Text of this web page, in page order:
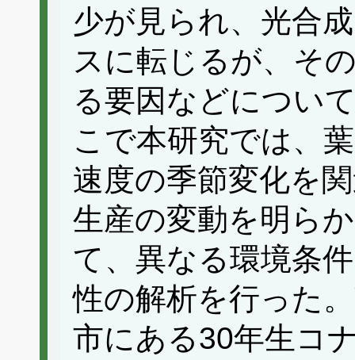
少が見られ、光合
スに転じるが、そ
る要因などについ
こで本研究では、
速度の季節変化を
生産の変動を明ら
て、異なる環境条
性の解析を行った
市にある30年生コ